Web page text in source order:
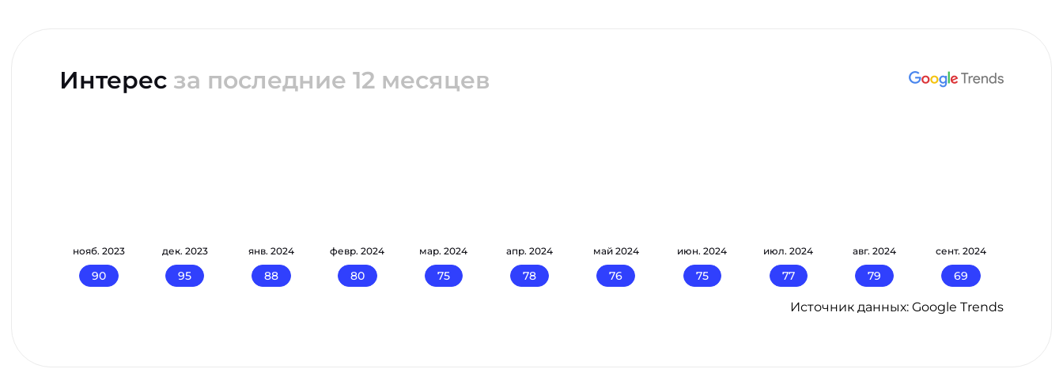
Интерес за последние 12 месяцев
нояб. 2023
90
дек. 2023
95
янв. 2024
88
февр. 2024
80
мар. 2024
75
апр. 2024
78
май 2024
76
июн. 2024
75
июл. 2024
77
авг. 2024
79
сент. 2024
69
Источник данных: Google Trends